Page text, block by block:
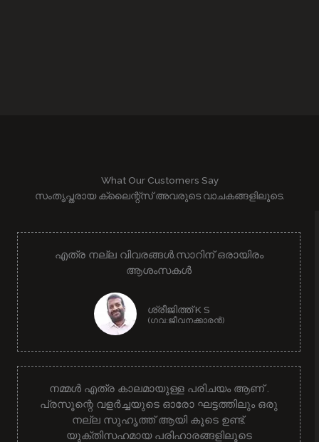
What Our Customers Say
സംതൃപ്തരായ ക്ലൈന്റ്സ് അവരുടെ വാചകങ്ങളിലൂടെ.
എത്ര നല്ല വിവരങ്ങൾ.സാറിന് ഒരായിരം
ആശംസകൾ
ശ്രീജിത്ത് K S
(ഗവ:ജീവനക്കാരൻ)
നമ്മൾ എത്ര കാലമായുള്ള പരിചയം ആണ് .
പ്രസൂന്റെ വളർച്ചയുടെ ഓരോ ഘട്ടത്തിലും ഒരു
നല്ല സുഹൃത്ത് ആയി കൂടെ ഉണ്ട്.
യുക്തിസഹമായ പരിഹാരങ്ങളിലൂടെ